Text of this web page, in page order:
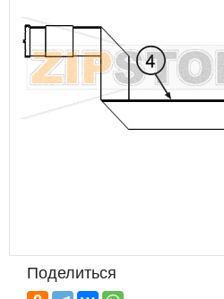
Поделиться